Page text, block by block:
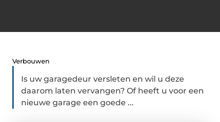
Verbouwen
Is uw garagedeur versleten en wil u deze
daarom laten vervangen? Of heeft u voor een
nieuwe garage een goede ...